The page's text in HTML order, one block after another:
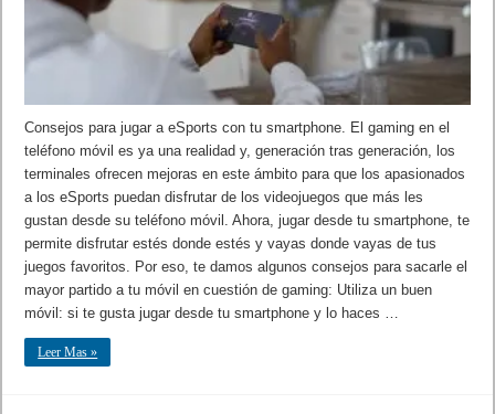
Consejos para jugar a eSports con tu smartphone. El gaming en el
teléfono móvil es ya una realidad y, generación tras generación, los
terminales ofrecen mejoras en este ámbito para que los apasionados
a los eSports puedan disfrutar de los videojuegos que más les
gustan desde su teléfono móvil. Ahora, jugar desde tu smartphone, te
permite disfrutar estés donde estés y vayas donde vayas de tus
juegos favoritos. Por eso, te damos algunos consejos para sacarle el
mayor partido a tu móvil en cuestión de gaming: Utiliza un buen
móvil: si te gusta jugar desde tu smartphone y lo haces …
Leer Mas »